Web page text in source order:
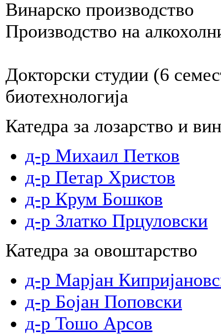
Винарско производство
Производство на
Докторски студии (6
биотехнологија
Катедра за лозарство и
д-р Михаил Петков
д-р Петар Христов
д-р Крум Бошков
д-р Златко Прцуловски
Катедра за овоштарство
д-р Марјан
д-р Бојан Поповски
д-р Тошо Арсов